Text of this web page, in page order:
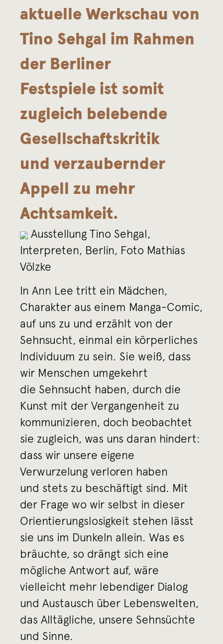
aktuelle Werkschau von
Tino Sehgal im Rahmen
der Berliner
Festspiele ist somit
zugleich belebende
Gesellschaftskritik
und verzaubernder
Appell zu mehr
Achtsamkeit.
Ausstellung Tino Sehgal,
Interpreten, Berlin, Foto Mathias
Völzke
In Ann Lee tritt ein Mädchen,
Charakter aus einem Manga-Comic,
auf uns zu und erzählt von der
Sehnsucht, einmal ein körperliches
Individuum zu sein. Sie weiß, dass
wir Menschen umgekehrt
die Sehnsucht haben, durch die
Kunst mit der Vergangenheit zu
kommunizieren, doch beobachtet
sie zugleich, was uns daran hindert:
dass wir unsere eigene
Verwurzelung verloren haben
und stets zu beschäftigt sind. Mit
der Frage wo wir selbst in dieser
Orientierungslosigkeit stehen lässt
sie uns im Dunkeln allein. Was es
bräuchte, so drängt sich eine
mögliche Antwort auf, wäre
vielleicht mehr lebendiger Dialog
und Austausch über Lebenswelten,
das Alltägliche, unsere Sehnsüchte
und Sinne.